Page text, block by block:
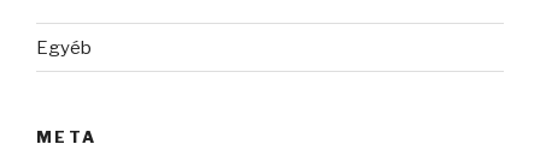
Egyéb
META